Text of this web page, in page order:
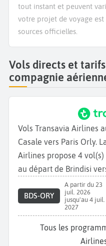
tout instant et peuvent
votre projet de voyage
sources officielles.
Vols directs et
compagnie
Vols Transavia Airlines
Casale vers Paris Orly.
Airlines propose 4
au départ de Brindisi
BDS-ORY
A partir du 23
juil. 2026
jusqu'au 4 juil.
2027
Tous les programmes des vols Transavia